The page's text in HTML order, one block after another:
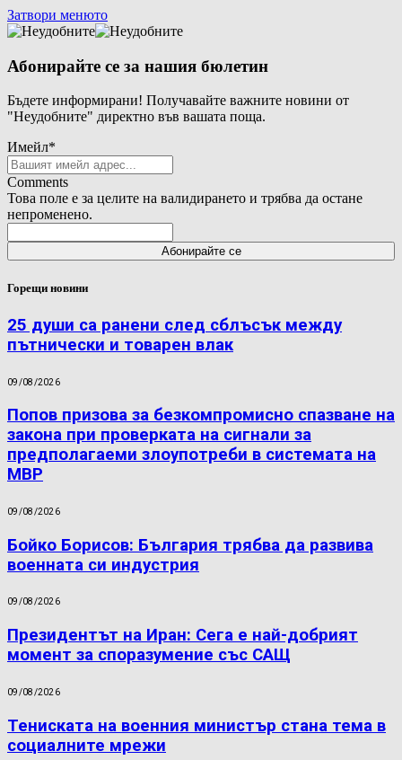
Затвори менюто
Абонирайте се за нашия бюлетин
Бъдете информирани! Получавайте важните новини от
"Неудобните" директно във вашата поща.
Имейл*
Comments
Това поле е за целите на валидирането и трябва да остане
непроменено.
Горещи новини
25 души са ранени след сблъсък между
пътнически и товарен влак
09/08/2026
Попов призова за безкомпромисно спазване на
закона при проверката на сигнали за
предполагаеми злоупотреби в системата на
МВР
09/08/2026
Бойко Борисов: България трябва да развива
военната си индустрия
09/08/2026
Президентът на Иран: Сега е най-добрият
момент за споразумение със САЩ
09/08/2026
Тениската на военния министър стана тема в
социалните мрежи